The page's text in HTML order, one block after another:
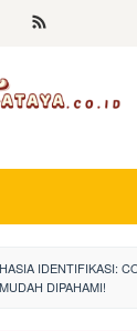
IDENTIFIKASI:
DIPAHAMI!